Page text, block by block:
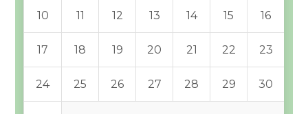
10 11 12 13 14 15 16
17 18 19 20 21 22 23
24 25 26 27 28 29 30